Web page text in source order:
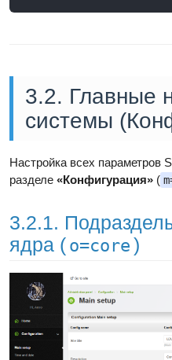
3.2. Главные
системы
Настройка всех параметров
разделе «Конфигурация» (
3.2.1.
ядра (o=core)